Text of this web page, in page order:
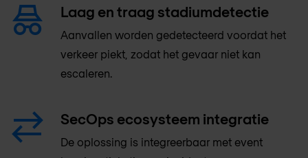
Laag en traag stadiumdetectie
Aanvallen worden gedetecteerd voordat het
verkeer piekt, zodat het gevaar niet kan
escaleren.
SecOps ecosysteem integratie
De oplossing is integreerbaar met event